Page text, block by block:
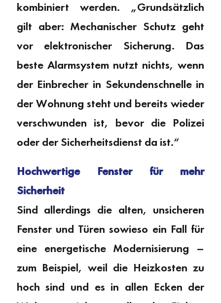
kombiniert werden. „Grundsätzlich
gilt aber: Mechanischer Schutz geht
vor elektronischer Sicherung. Das
beste Alarmsystem nutzt nichts, wenn
der Einbrecher in Sekundenschnelle in
der Wohnung steht und bereits wieder
verschwunden ist, bevor die Polizei
oder der Sicherheitsdienst da ist.“
Hochwertige Fenster für mehr
Sicherheit
Sind allerdings die alten, unsicheren
Fenster und Türen sowieso ein Fall für
eine energetische Modernisierung –
zum Beispiel, weil die Heizkosten zu
hoch sind und es in allen Ecken der